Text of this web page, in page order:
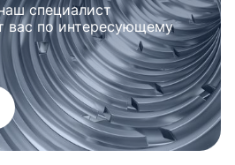
специалист
вас по интересующему